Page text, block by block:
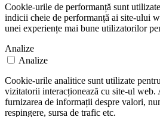
Cookie-urile de performanță sunt
indicii cheie de performanță ai site-ului
unei experiențe mai bune utilizatorilor
Analize
Analize
Cookie-urile analitice sunt utilizate
vizitatorii interacționează cu site-ul web.
furnizarea de informații despre valori,
respingere, sursa de trafic etc.